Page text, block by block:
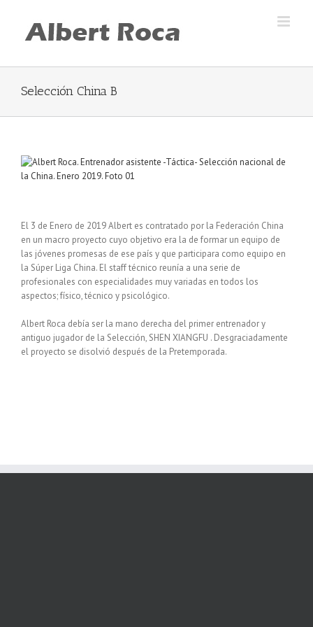
content
Selección China B
El 3 de Enero de 2019 Albert es contratado por la Federación China
en un macro proyecto cuyo objetivo era la de formar un equipo de
las jóvenes promesas de ese país y que participara como equipo en
la Súper Liga China. El staff técnico reunía a una serie de
profesionales con especialidades muy variadas en todos los
aspectos; físico, técnico y psicológico.
Albert Roca debía ser la mano derecha del primer entrenador y
antiguo jugador de la Selección, SHEN XIANGFU . Desgraciadamente
el proyecto se disolvió después de la Pretemporada.